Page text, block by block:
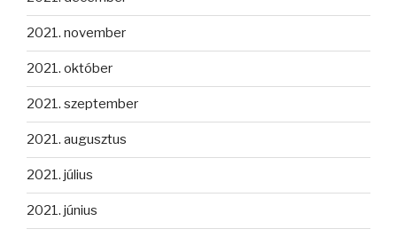
2021. november
2021. október
2021. szeptember
2021. augusztus
2021. július
2021. június